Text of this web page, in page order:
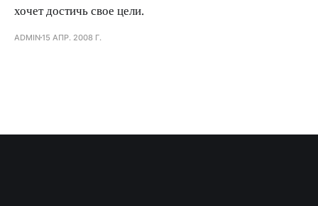
хочет достичь свое цели.
ADMIN15 АПР. 2008 Г.